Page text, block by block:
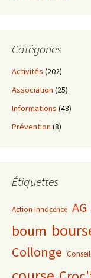
Catégories
Activités (202)
Association (25)
Informations (43)
Prévention (8)
Étiquettes
Action Innocence AG
boum
Collonge